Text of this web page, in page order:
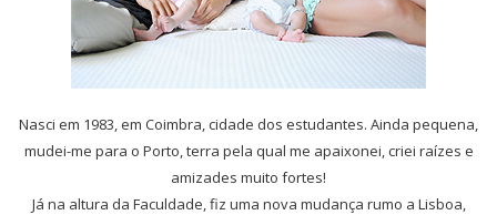
Nasci em 1983, em Coimbra, cidade dos estudantes. Ainda pequena,
mudei-me para o Porto, terra pela qual me apaixonei, criei raízes e
amizades muito fortes!
Já na altura da Faculdade, fiz uma nova mudança rumo a Lisboa,